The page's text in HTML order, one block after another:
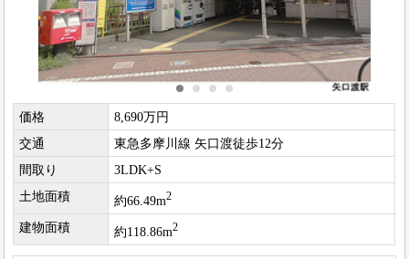
価格
8,690万円
交通
東急多摩川線 矢口渡徒歩12分
間取り
3LDK+S
土地面積
約66.49m2
建物面積 約118.86m2